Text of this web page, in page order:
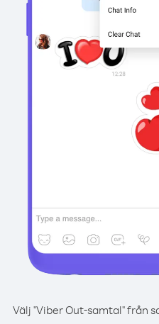
Välj "Viber Out-samtal" från